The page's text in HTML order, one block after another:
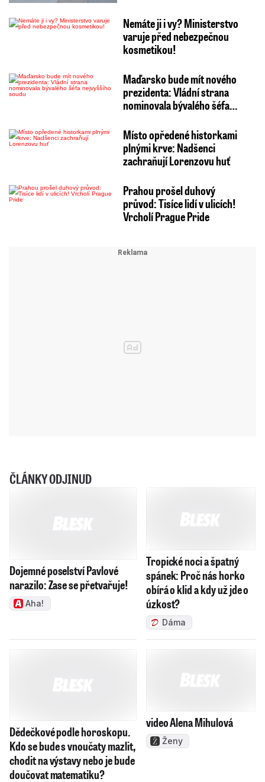
Nemáte ji i vy? Ministerstvo
varuje před nebezpečnou
kosmetikou!
Maďarsko bude mít nového
prezidenta: Vládní strana
nominovala bývalého šéfa…
Místo opředené historkami
plnými krve: Nadšenci
zachraňují Lorenzovu huť
Prahou prošel duhový
průvod: Tisíce lidí v ulicích!
Vrcholí Prague Pride
ČLÁNKY ODJINUD
Dojemné poselství Pavlové
narazilo: Zase se přetvařuje!
Aha!
Tropické noci a špatný
spánek: Proč nás horko
obírá o klid a kdy už jde o
úzkost?
Dáma
Dědečkové podle horoskopu.
Kdo se bude s vnoučaty mazlit,
chodit na výstavy nebo je bude
doučovat matematiku?
video Alena Mihulová
Ženy